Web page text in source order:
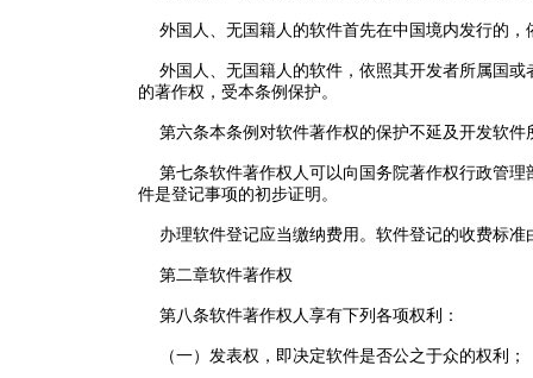
外国人、无国籍人的软件首先在中国境内发行的，
外国人、无国籍人的软件，依照其开发者所属国或
的著作权，受本条例保护。
第六条本条例对软件著作权的保护不延及开发软件
第七条软件著作权人可以向国务院著作权行政管理
件是登记事项的初步证明。
办理软件登记应当缴纳费用。软件登记的收费标准
第二章软件著作权
第八条软件著作权人享有下列各项权利：
（一）发表权，即决定软件是否公之于众的权利；